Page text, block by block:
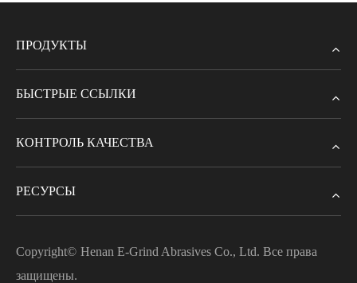
ПРОДУКТЫ
БЫСТРЫЕ ССЫЛКИ
КОНТРОЛЬ КАЧЕСТВА
РЕСУРСЫ
Copyright© Henan E-Grind Abrasives Co., Ltd. Все права
защищены.